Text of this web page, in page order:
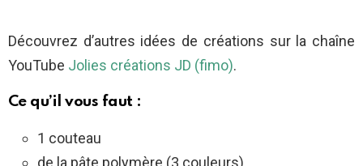
Découvrez d’autres idées de créations sur la chaîne
YouTube Jolies créations JD (fimo).
Ce qu’il vous faut :
1 couteau
de la pâte polymère (3 couleurs)